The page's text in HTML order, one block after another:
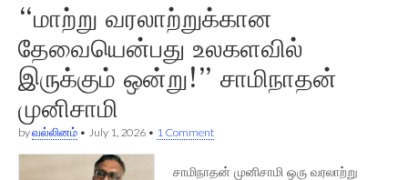
“மாற்று வரலாற்றுக்கான
தேவையென்பது உலகளவில்
இருக்கும் ஒன்று!” சாமிநாதன்
முனிசாமி
byவல்லினம் • July 1, 2026 • 1 Comment
சாமிநாதன் முனிசாமி ஒரு வரலாற்று